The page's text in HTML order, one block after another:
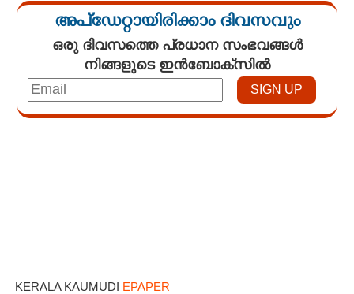
CONTACT US
അപ്ഡേറ്റായിരിക്കാം ദിവസവും
ഒരു ദിവസത്തെ പ്രധാന സംഭവങ്ങൾ
നിങ്ങളുടെ ഇൻബോക്സിൽ
KERALA KAUMUDI EPAPER